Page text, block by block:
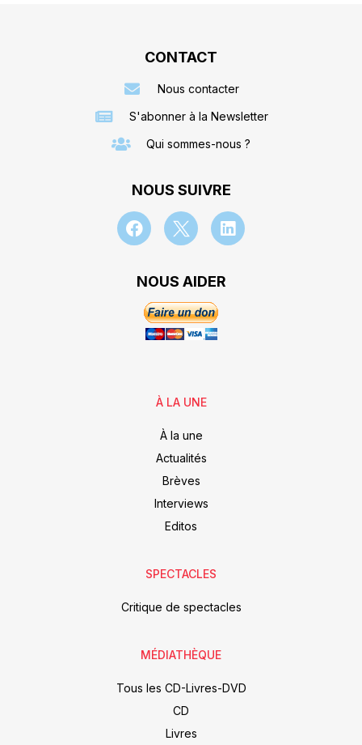
CONTACT
Nous contacter
S'abonner à la Newsletter
Qui sommes-nous ?
NOUS SUIVRE
NOUS AIDER
À LA UNE
À la une
Actualités
Brèves
Interviews
Editos
SPECTACLES
Critique de spectacles
MÉDIATHÈQUE
Tous les CD-Livres-DVD
CD
Livres